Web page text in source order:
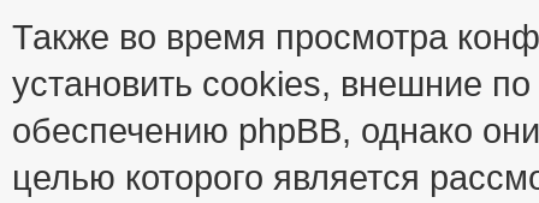
Также во время просмотра
установить cookies, внешние
обеспечению phpBB, однако
целью которого является